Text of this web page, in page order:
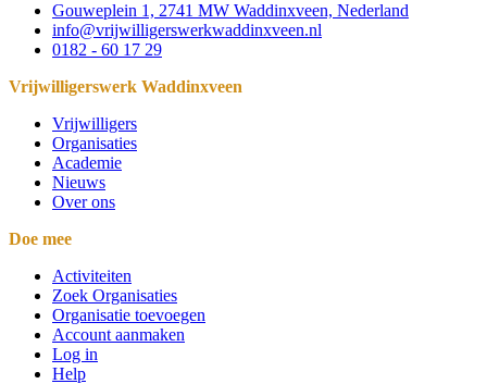
Gouweplein 1, 2741 MW Waddinxveen, Nederland
info@vrijwilligerswerkwaddinxveen.nl
0182 - 60 17 29
Vrijwilligerswerk Waddinxveen
Vrijwilligers
Organisaties
Academie
Nieuws
Over ons
Doe mee
Activiteiten
Zoek Organisaties
Organisatie toevoegen
Account aanmaken
Log in
Help